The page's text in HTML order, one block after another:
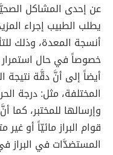
عن إحدى المشاكل
يطلب الطبيب إجراء
أنسجة المعدة، وذلك
خصوصاً في حال استمرار
أيضاً إلى أنَّ دقَّة نتيجة
المختلفة، مثل: درجة
وإرسالها للمختبر،
قوام البراز مائيّاً أو
المستضدَّات في البراز